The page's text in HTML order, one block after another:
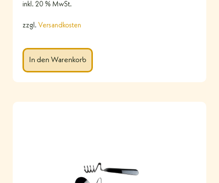
inkl. 20 % MwSt.
zzgl. Versandkosten
In den Warenkorb